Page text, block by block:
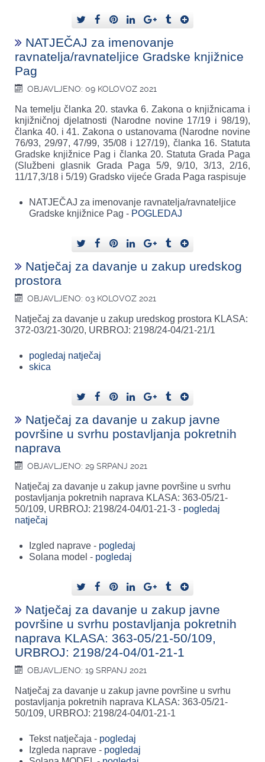
NATJEČAJ za imenovanje
ravnatelja/ravnateljice Gradske knjižnice
Pag
OBJAVLJENO: 09 KOLOVOZ 2021
Na temelju članka 20. stavka 6. Zakona o knjižnicama i
knjižničnoj djelatnosti (Narodne novine 17/19 i 98/19),
članka 40. i 41. Zakona o ustanovama (Narodne novine
76/93, 29/97, 47/99, 35/08 i 127/19), članka 16. Statuta
Gradske knjižnice Pag i članka 20. Statuta Grada Paga
(Službeni glasnik Grada Paga 5/9, 9/10, 3/13, 2/16,
11/17,3/18 i 5/19) Gradsko vijeće Grada Paga raspisuje
NATJEČAJ za imenovanje ravnatelja/ravnateljice
Gradske knjižnice Pag - POGLEDAJ
Natječaj za davanje u zakup uredskog
prostora
OBJAVLJENO: 03 KOLOVOZ 2021
Natječaj za davanje u zakup uredskog prostora KLASA:
372-03/21-30/20, URBROJ: 2198/24-04/21-21/1
pogledaj natječaj
skica
Natječaj za davanje u zakup javne
površine u svrhu postavljanja pokretnih
naprava
OBJAVLJENO: 29 SRPANJ 2021
Natječaj za davanje u zakup javne površine u svrhu
postavljanja pokretnih naprava KLASA: 363-05/21-
50/109, URBROJ: 2198/24-04/01-21-3 - pogledaj
natječaj
Izgled naprave - pogledaj
Solana model - pogledaj
Natječaj za davanje u zakup javne
površine u svrhu postavljanja pokretnih
naprava KLASA: 363-05/21-50/109,
URBROJ: 2198/24-04/01-21-1
OBJAVLJENO: 19 SRPANJ 2021
Natječaj za davanje u zakup javne površine u svrhu
postavljanja pokretnih naprava KLASA: 363-05/21-
50/109, URBROJ: 2198/24-04/01-21-1
Tekst natječaja - pogledaj
Izgleda naprave - pogledaj